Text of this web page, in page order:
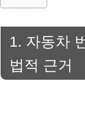
1. 자동차
법적 근거